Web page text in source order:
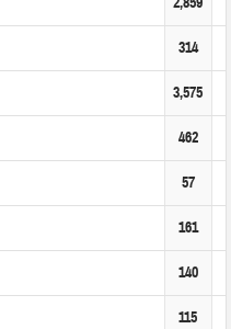
314
3,575
462
57
161
140
115